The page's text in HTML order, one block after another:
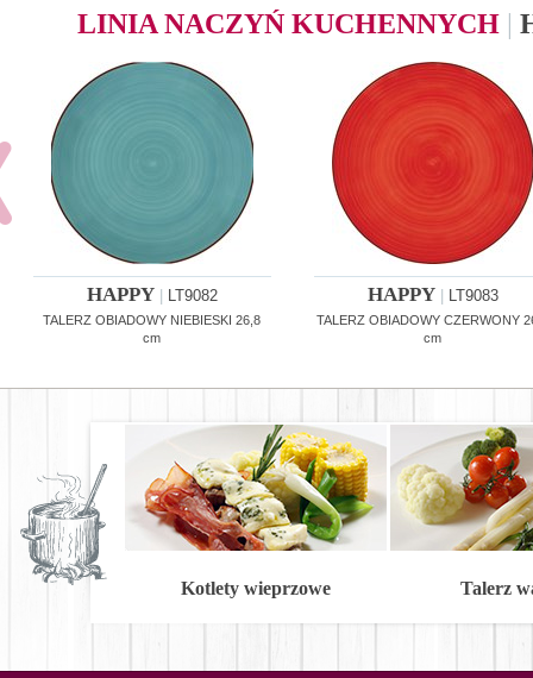
LINIA NACZYŃ KUCHENNYCH |
HAPPY LT9082
TALERZ OBIADOWY NIEBIESKI 26,8
cm
HAPPY LT9083
TALERZ OBIADOWY CZERWONY
cm
Kotlety wieprzowe Talerz